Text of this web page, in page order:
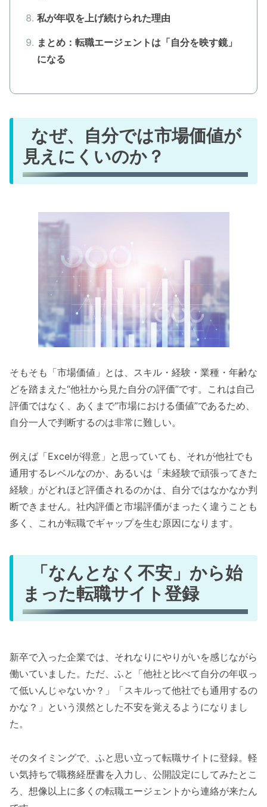
私が年収を上げ続けられた理由
まとめ：転職エージェントは「自分を映す鏡」
になる
なぜ、自分では市場価値が
見えにくいのか？
そもそも「市場価値」とは、スキル・経験・業種・年齢な
どを踏まえた“他社から見た自分の評価”です。これは自己
評価ではなく、あくまで“市場における価値”であるため、
自分一人で判断するのは非常に難しい。
例えば「Excelが得意」と思っていても、それが他社でも
通用するレベルなのか、あるいは「未経験で頑張ってきた
経験」がどれほど評価されるのかは、自分ではなかなか判
断できません。社内評価と市場評価がまったく違うことも
多く、これが転職でギャップを生む原因になります。
「なんとなく不安」から始
まった転職サイト登録
新卒で入った企業では、それなりにやりがいを感じながら
働いていました。ただ、ふと「他社と比べて自分の年収っ
て低いんじゃないか？」「スキルって他社でも通用するの
かな？」という漠然とした不安を覚えるようになりまし
た。
そのタイミングで、ふと思い立って転職サイトに登録。軽
い気持ちで職務経歴書を入力し、公開設定にしてみたとこ
ろ、想像以上に多くの転職エージェントから連絡が来たん